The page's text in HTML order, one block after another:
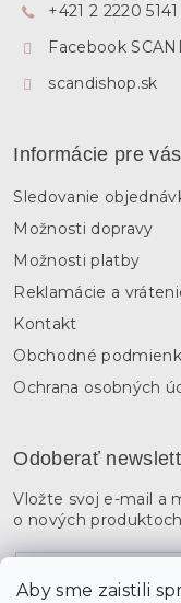
Aby sme zaistili
+421 2 2220 5141
Facebook
scandishop.sk
Informácie pre vás
Sledovanie
Možnosti dopravy
Možnosti platby
Reklamácie a
Kontakt
Obchodné
Ochrana osobných
Odoberať
Vložte svoj e-mail a
o nových